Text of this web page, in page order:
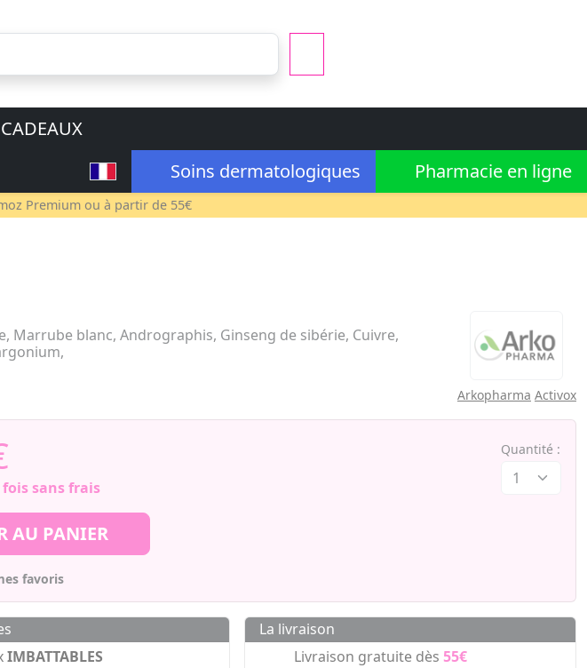
Soins dermatologiques
Pharmacie en ligne
Premium ou à partir de 55€
Marrube blanc, Andrographis, Ginseng de sibérie, Cuivre,
Arkopharma Activox
sans frais
Quantité :
AU PANIER
favoris
IMBATTABLES
La livraison
Livraison gratuite dès55€